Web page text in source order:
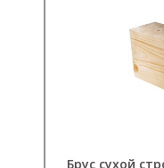
Брус сухой